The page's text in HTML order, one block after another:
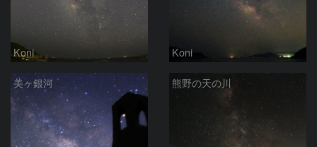
Koni Koni
美ヶ銀河 熊野の天の川